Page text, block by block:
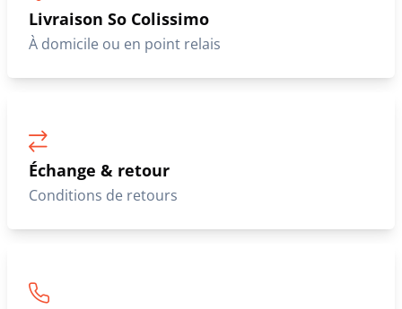
Livraison So Colissimo
À domicile ou en point relais
Échange & retour
Conditions de retours